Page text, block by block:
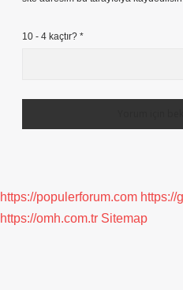
10 - 4 kaçtır? *
https://populerforum.com https://
https://omh.com.tr Sitemap